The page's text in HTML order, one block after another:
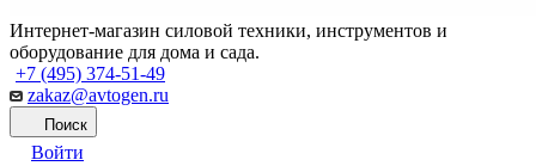
Интернет-магазин силовой техники, инструментов и
оборудование для дома и сада.
+7 (495) 374-51-49
zakaz@avtogen.ru
Поиск
Войти